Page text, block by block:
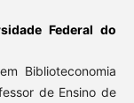
Federal do
Biblioteconomia
de Ensino de